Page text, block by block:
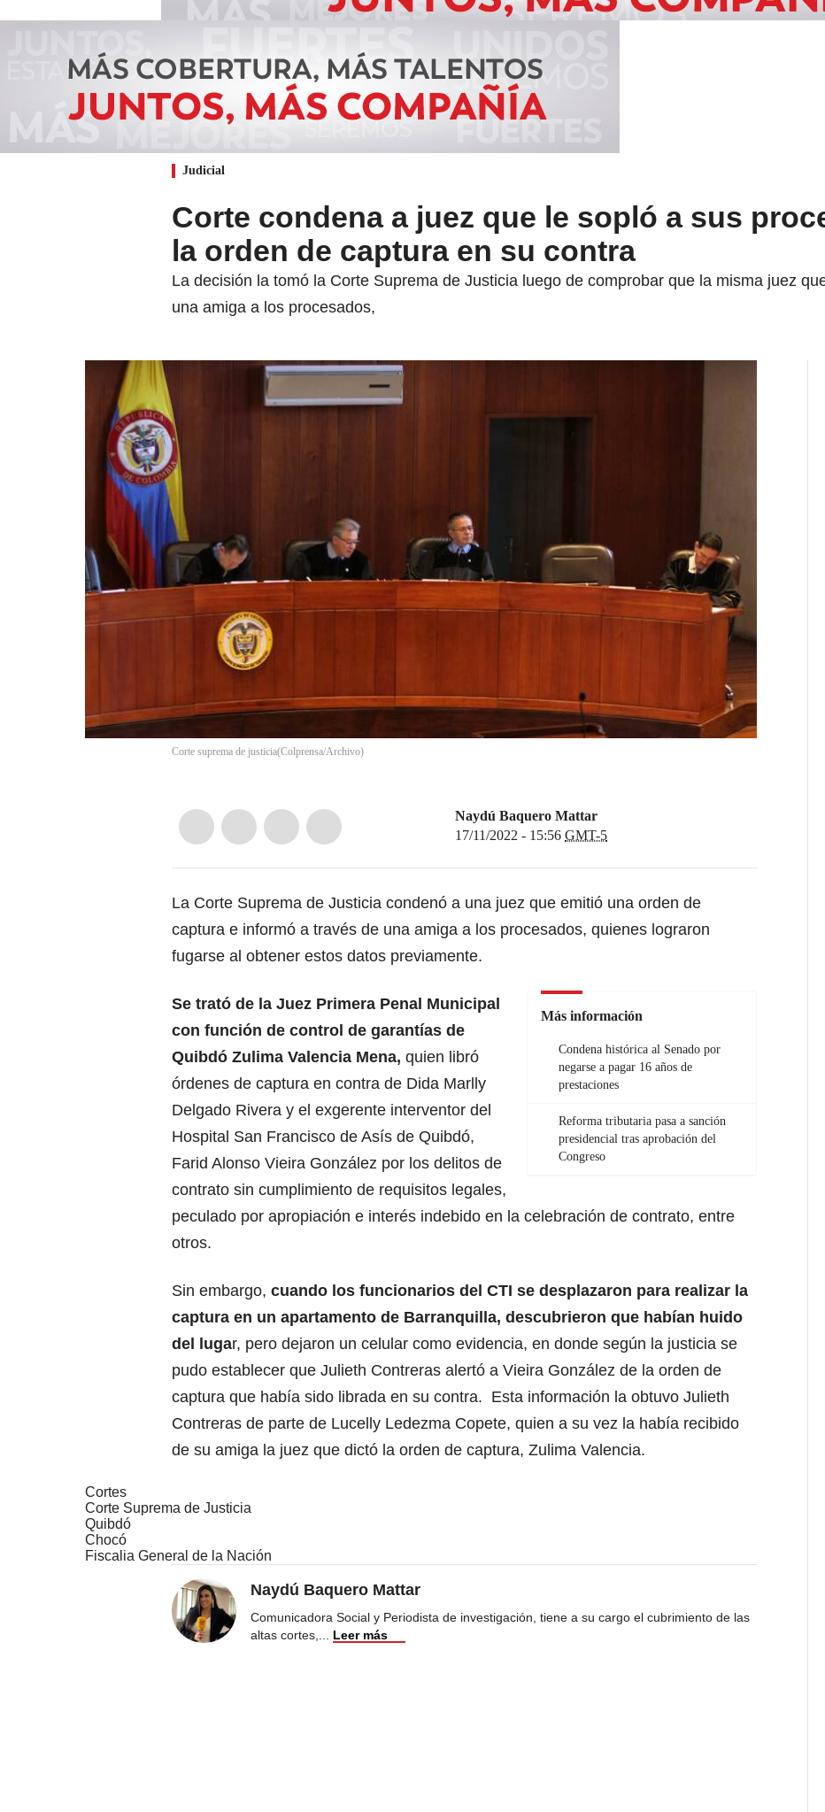
Judicial
Corte condena a juez que le sopló a sus
la orden de captura en su contra
La decisión la tomó la Corte Suprema de Justicia luego de comprobar que la misma juez
una amiga a los procesados,
Corte suprema de justicia(Colprensa/Archivo)
Naydú Baquero Mattar
17/11/2022 - 15:56 GMT-5
La Corte Suprema de Justicia condenó a una juez que emitió una orden de
captura e informó a través de una amiga a los procesados, quienes lograron
fugarse al obtener estos datos previamente.
Más información
Condena histórica al Senado por
negarse a pagar 16 años de
prestaciones
Reforma tributaria pasa a sanción
presidencial tras aprobación del
Congreso
Se trató de la Juez Primera Penal Municipal
con función de control de garantías de
Quibdó Zulima Valencia Mena, quien libró
órdenes de captura en contra de Dida Marlly
Delgado Rivera y el exgerente interventor del
Hospital San Francisco de Asís de Quibdó,
Farid Alonso Vieira González por los delitos de
contrato sin cumplimiento de requisitos legales,
peculado por apropiación e interés indebido en la celebración de contrato, entre
otros.
Sin embargo, cuando los funcionarios del CTI se desplazaron para realizar la
captura en un apartamento de Barranquilla, descubrieron que habían huido
del lugar, pero dejaron un celular como evidencia, en donde según la justicia se
pudo establecer que Julieth Contreras alertó a Vieira González de la orden de
captura que había sido librada en su contra. Esta información la obtuvo Julieth
Contreras de parte de Lucelly Ledezma Copete, quien a su vez la había recibido
de su amiga la juez que dictó la orden de captura, Zulima Valencia.
Cortes
Corte Suprema de Justicia
Quibdó
Chocó
Fiscalia General de la Nación
Naydú Baquero Mattar
Comunicadora Social y Periodista de investigación, tiene a su cargo el cubrimiento de las
altas cortes,
Leer más